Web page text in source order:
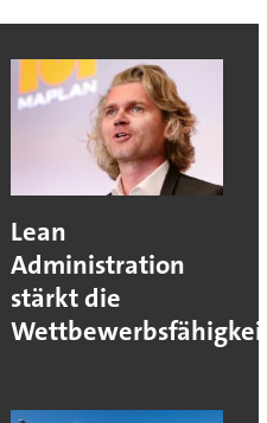
Lean
Administration
stärkt die